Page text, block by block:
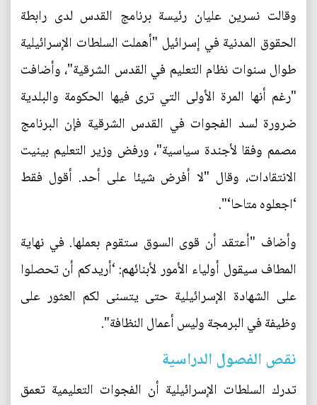
وقالت نسرين عليان رئيسة برنامج القدس لدى رابطة
الحقوق المدنية في إسرائيل "أهملت السلطات الإسرائيلية
طوال سنوات نظام التعليم في القدس الشرقية"، وأضافت
"رغم أنها المرة الأولى التي ترى فيها الحكومة والبلدية
ضرورة لسد الفجوات في القدس الشرقية فإن البرنامج
مصمم وفقا لأجندة سياسية"، ورفض وزير التعليم بينيت
الانتقادات، وقال "لا أفرض شيئا على أحد. أقول فقط
‘اجعلوه متاحا‘".
وأضاف "أعتقد أن قوى السوق ستقوم بعملها. في نهاية
المطاف سيقول أولياء الأمور لأبنائهم: ‘أريدكم أن تحصلوا
على الشهادة الإسرائيلية حتى يتسنى لكم العثور على
وظيفة في البرمجة وليس أعمال النظافة".
نقص الفصول الدراسية
تدرك السلطات الإسرائيلية أن الفجوات التعليمية تعمق